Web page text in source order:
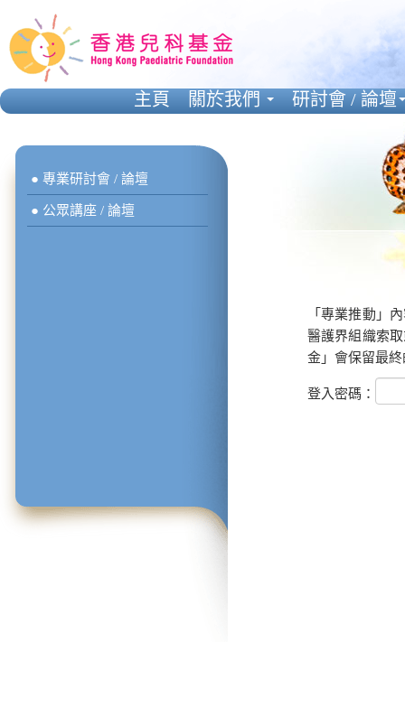
● 專業研討會 / 論壇
● 公眾講座 / 論壇
「專業推動」
醫護界組織索
金」會保留最
登入密碼：
主頁 關於我們 研討會 / 論壇